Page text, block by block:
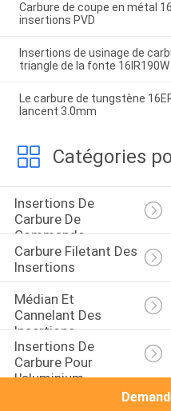
Carbure de coupe en métal
insertions PVD
Insertions de usinage de
triangle de la fonte 16IR190W
Le carbure de tungstène
lancent 3.0mm
Catégories
Insertions De
Carbure De
Commande
Numérique Par
Ordinateur
Carbure Filetant Des
Insertions
Médian Et
Cannelant Des
Insertions
Insertions De
Carbure Pour
L'aluminium